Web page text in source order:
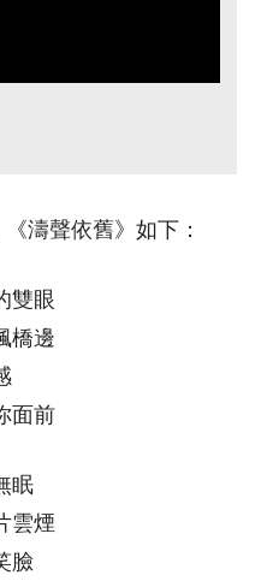
濤聲依舊》如下：
雙眼
橋邊
面前
眠
雲煙
臉